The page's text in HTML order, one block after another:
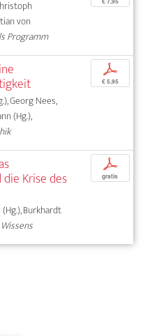
von
Programm
€ 7,95
Georg Nees,
(Hg.),
p
€ 5,95
Krise des
(Hg.), Burkhardt
p
gratis